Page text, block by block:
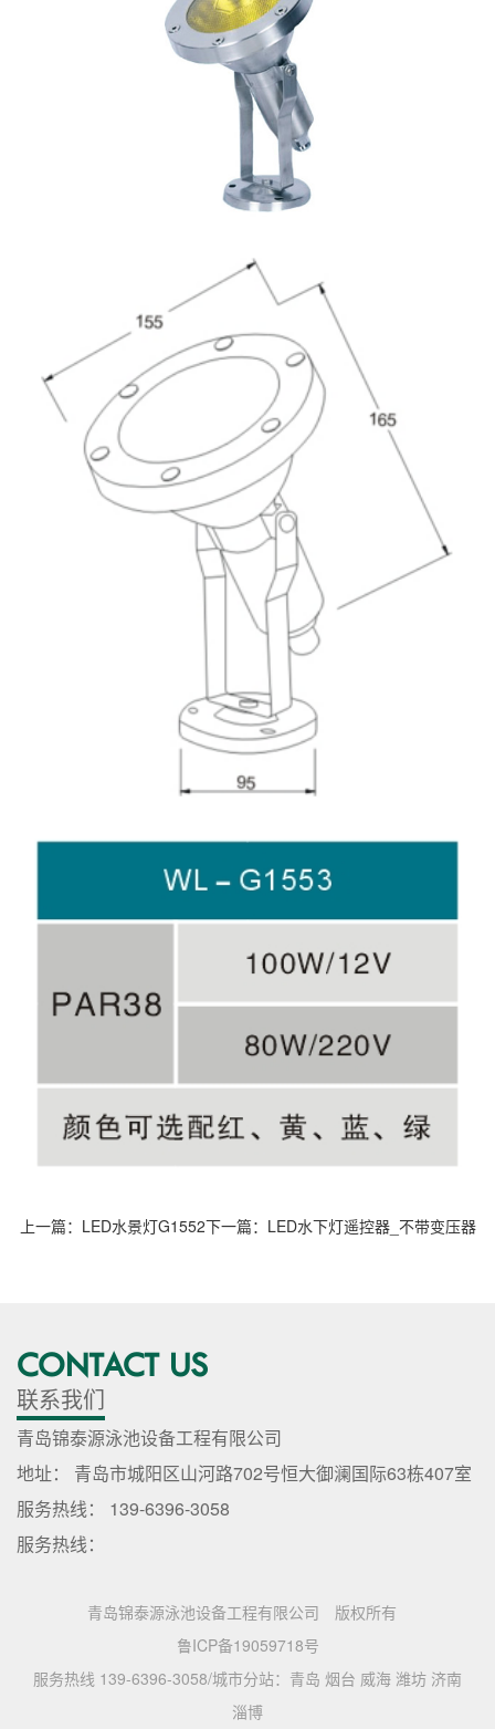
上一篇： LED水景灯G1552下一篇： LED水下灯遥控器_不带变压器
CONTACT US
联系我们
青岛锦泰源泳池设备工程有限公司
地址： 青岛市城阳区山河路702号恒大御澜国际63栋407室
服务热线： 139-6396-3058
服务热线：
青岛锦泰源泳池设备工程有限公司
版权所有
鲁ICP备19059718号
服务热线 139-6396-3058/城市分站： 青岛 烟台 威海 潍坊 济南
淄博